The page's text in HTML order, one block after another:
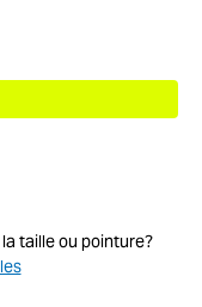
taille ou pointure?